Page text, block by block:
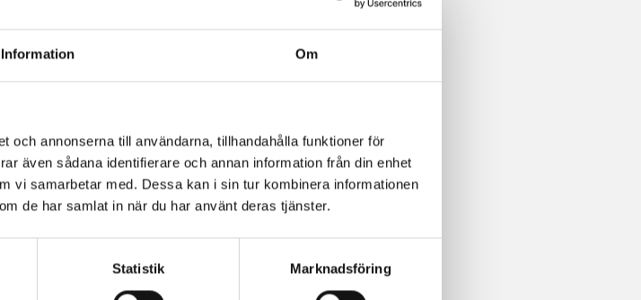
Information Om
och annonserna till användarna, tillhandahålla funktioner för
även sådana identifierare och annan information från din enhet
vi samarbetar med. Dessa kan i sin tur kombinera informationen
de har samlat in när du har använt deras tjänster.
Statistik Marknadsföring